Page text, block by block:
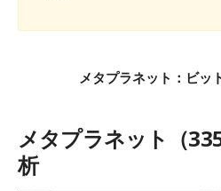
メタプラネット：ビッ
メタプラネット（
析